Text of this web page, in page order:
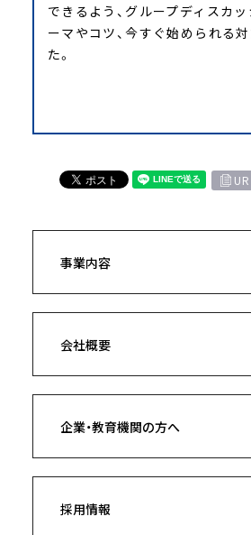
できるよう、グループディスカッ
ーマやコツ、今すぐ始められる
た。
事業内容
会社概要
企業・教育機関の方へ
採用情報